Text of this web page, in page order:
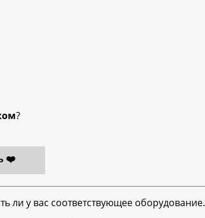
?
❤️
ли у вас соответствующее оборудование.